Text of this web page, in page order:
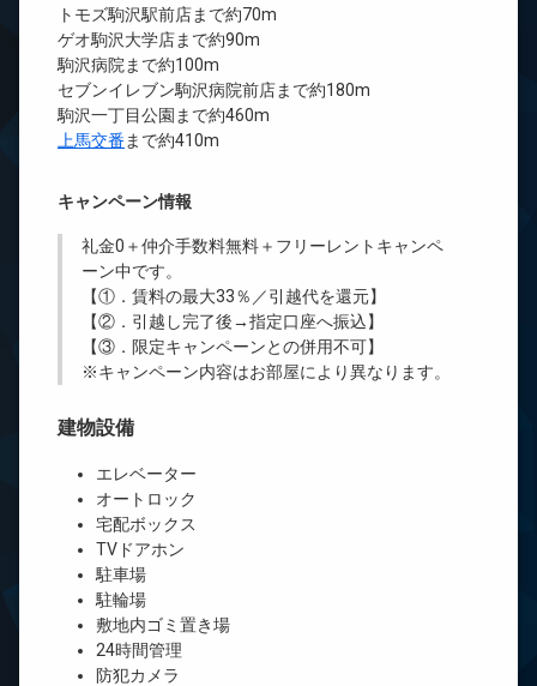
トモズ駒沢駅前店まで約70m
ゲオ駒沢大学店まで約90m
駒沢病院まで約100m
セブンイレブン駒沢病院前店まで約180m
駒沢一丁目公園まで約460m
上馬交番 まで約410m
キャンペーン情報
礼金0 ＋仲介手数料無料＋ フリーレント キャンペ
ーン中です。
【①．賃料の最大33％／引越代を還元】
【②．引越し完了後→指定口座へ振込】
【③．限定キャンペーンとの併用不可】
※キャンペーン内容はお部屋により異なります。
建物設備
エレベーター
オートロック
宅配ボックス
TVドアホン
駐車場
駐輪場
敷地内ゴミ置き場
24時間管理
防犯カメラ